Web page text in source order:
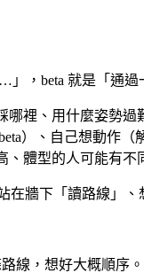
」， beta 就是「通過
哪裡、用什麼姿勢過
）、自己想動作（
、體型的人可能有不
牆下「讀路線」、
線，想好大概順序。